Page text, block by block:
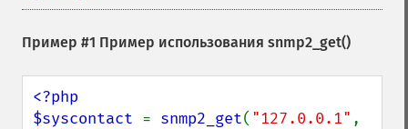
Пример #1 Пример использования snmp2_get()
<?php
$syscontact = snmp2_get( "127.0.0.1"